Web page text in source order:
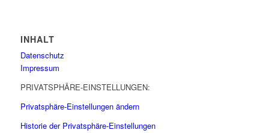
INHALT
Datenschutz
Impressum
PRIVATSPHÄRE-EINSTELLUNGEN:
Privatsphäre-Einstellungen ändern
Historie der Privatsphäre-Einstellungen